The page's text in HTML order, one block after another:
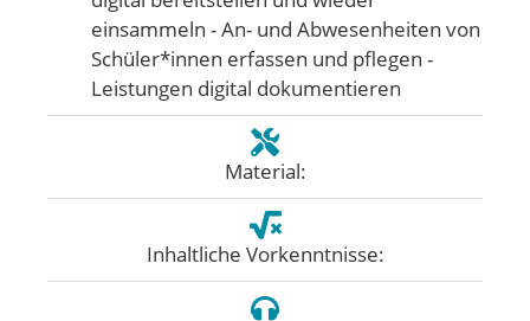
einsammeln - An- und Abwesenheiten von
Schüler*innen erfassen und pflegen -
Leistungen digital dokumentieren
Material:
Inhaltliche Vorkenntnisse: